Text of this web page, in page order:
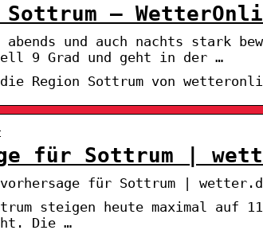
Sottrum –
und auch nachts stark
9 Grad und geht in der …
Region Sottrum von
für Sottrum |
für Sottrum |
steigen heute maximal auf
Die …